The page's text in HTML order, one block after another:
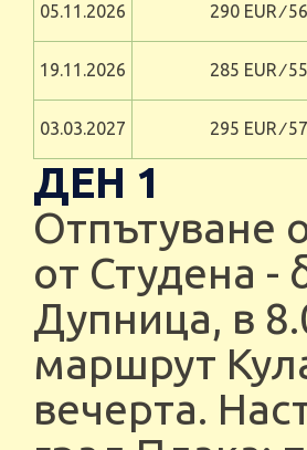
05.11.2026 290 EUR ∕
19.11.2026 285 EUR ∕
03.03.2027 295 EUR ∕
ДЕН 1
Отпътуване
от Студена -
Дупница, в
маршрут
вечерта.